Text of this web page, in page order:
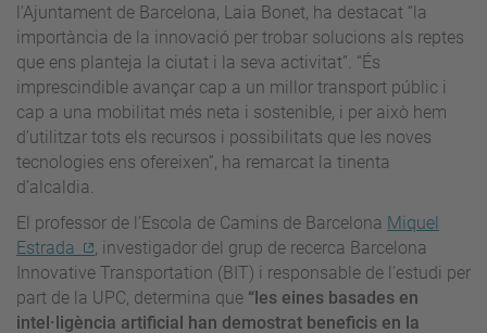
l'Ajuntament de Barcelona, Laia Bonet, ha destacat “la
importància de la innovació per trobar solucions als reptes
que ens planteja la ciutat i la seva activitat”. “És
imprescindible avançar cap a un millor transport públic i
cap a una mobilitat més neta i sostenible, i per això hem
d’utilitzar tots els recursos i possibilitats que les noves
tecnologies ens ofereixen”, ha remarcat la tinenta
d’alcaldia.
El professor de l’Escola de Camins de Barcelona Miquel
Estrada
, investigador del grup de recerca Barcelona
Innovative Transportation (BIT) i responsable de l’estudi per
part de la UPC, determina que “les eines basades en
intel·ligència artificial han demostrat beneficis en la